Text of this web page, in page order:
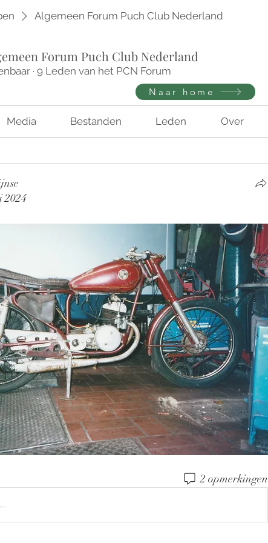
Algemeen Forum Puch Club Nederland
Forum Puch Club Nederland
· 9 Leden van het PCN Forum
Media Bestanden Leden Over
2024
2 opmerkingen
Naar home